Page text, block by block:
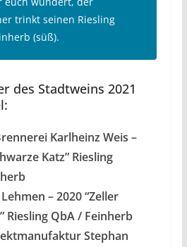
trinkt seinen Riesling
(süß).
des Stadtweins 2021
Karlheinz Weis –
Katz” Riesling
– 2020 “Zeller
Riesling QbA / Feinherb
Stephan